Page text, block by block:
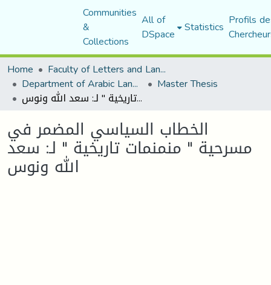
Communities
&
Collections
All of
DSpace Statistics Profils
Home
Faculty of Letters and Languages
Department of Arabic Language and Literature Master Thesis
الخطاب السياسي المضمر في مسرحية " منمنمات تاريخية " لـ: سعد الله ونوس
الخطاب السياسي المضمر في
مسرحية " منمنمات تاريخية " لـ: سعد
الله ونوس